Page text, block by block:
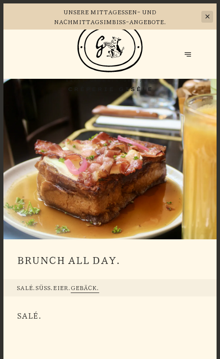
UNSERE MITTAGESSEN- UND
NACHMITTAGSIMBISS-ANGEBOTE.
BRUNCH ALL DAY.
SALÉ.SÜSS.EIER.GEBÄCK.
SALÉ.